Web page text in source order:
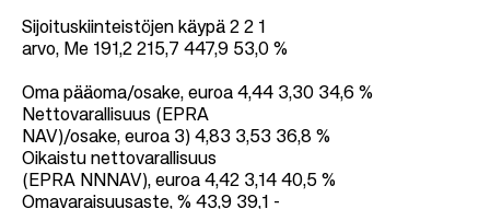
Sijoituskiinteistöjen käypä 2 2 1
arvo, Me 191,2 215,7 447,9 53,0 %
Oma pääoma/osake, euroa 4,44 3,30 34,6 %
Nettovarallisuus (EPRA
NAV)/osake, euroa 3) 4,83 3,53 36,8 %
Oikaistu nettovarallisuus
(EPRA NNNAV), euroa 4,42 3,14 40,5 %
Omavaraisuusaste, % 43,9 39,1 -